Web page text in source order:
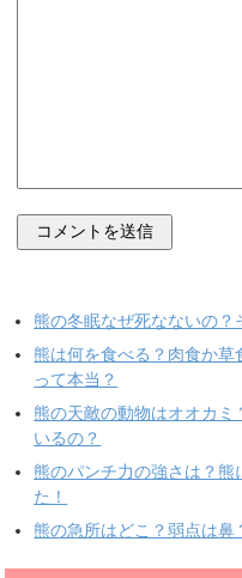
熊の冬眠なぜ死なないの？
熊は何を食べる？肉食か
って本当？
熊の天敵の動物はオオカミ
いるの？
熊のパンチ力の強さは？
た！
熊の急所はどこ？弱点は鼻